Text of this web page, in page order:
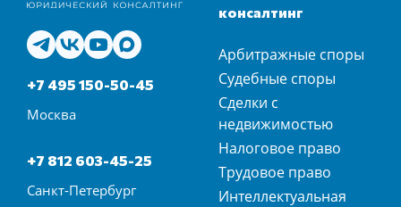
+7 495 150-50-45
Москва
+7 812 603-45-25
Санкт-Петербург
консалтинг
Арбитражные споры
Судебные споры
Сделки с
недвижимостью
Налоговое право
Трудовое право
Интеллектуальная